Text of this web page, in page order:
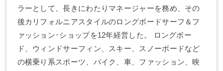
ラーとして、長きにわたりマネージャーを務め、その
後カリフォルニアスタイルのロングボードサーフ＆フ
ァッション･ショップを12年経営した。 ロングボー
ド、ウィンドサーフィン、スキー、スノーボードなど
の横乗り系スポーツ、バイク、車、ファッション、映